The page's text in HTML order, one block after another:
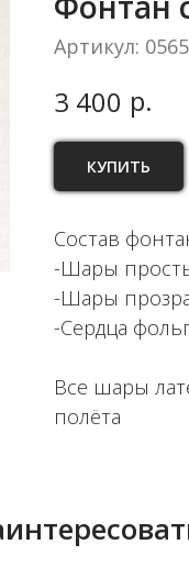
Артикул: 0565
3 400 р.
КУПИТЬ
Состав
-Шары
-Шары
-Сердца
Все шары
полёта